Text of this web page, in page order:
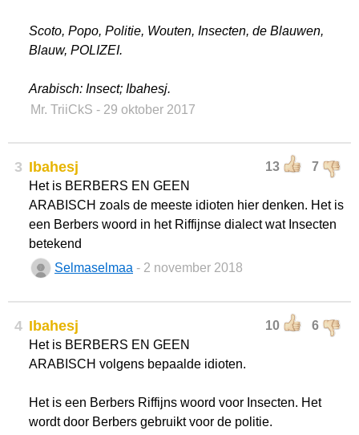
Scoto, Popo, Politie, Wouten, Insecten, de Blauwen,
Blauw, POLIZEI.
Arabisch: Insect; Ibahesj.
Mr. TriiCkS - 29 oktober 2017
3 13 7
Ibahesj
Het is BERBERS EN GEEN
ARABISCH zoals de meeste idioten hier denken. Het is
een Berbers woord in het Riffijnse dialect wat Insecten
betekend
Selmaselmaa - 2 november 2018
4 10 6
Ibahesj
Het is BERBERS EN GEEN
ARABISCH volgens bepaalde idioten.
Het is een Berbers Riffijns woord voor Insecten. Het
wordt door Berbers gebruikt voor de politie.